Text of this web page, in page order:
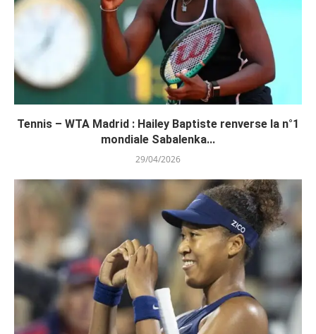
Tennis – WTA Madrid : Hailey Baptiste renverse la n°1
mondiale Sabalenka...
29/04/2026